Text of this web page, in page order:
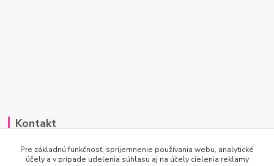
Kontakt
Po-Pi 7:00 - 15:30
Pre základnú funkčnosť, spríjemnenie používania webu, analytické
účely a v prípade udelenia súhlasu aj na účely cielenia reklamy